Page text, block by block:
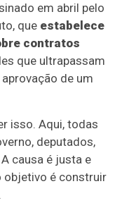
em abril pelo
que estabelece
contratos
que ultrapassam
de um
isso. Aqui, todas
deputados,
causa é justa e
objetivo é construir